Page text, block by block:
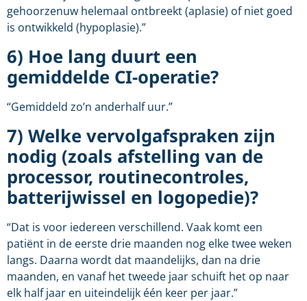
gehoorzenuw helemaal ontbreekt (aplasie) of niet goed
is ontwikkeld (hypoplasie).”
6) Hoe lang duurt een
gemiddelde CI-operatie?
“Gemiddeld zo’n anderhalf uur.”
7) Welke vervolgafspraken zijn
nodig (zoals afstelling van de
processor, routinecontroles,
batterijwissel en logopedie)?
“Dat is voor iedereen verschillend. Vaak komt een
patiënt in de eerste drie maanden nog elke twee weken
langs. Daarna wordt dat maandelijks, dan na drie
maanden, en vanaf het tweede jaar schuift het op naar
elk half jaar en uiteindelijk één keer per jaar.”